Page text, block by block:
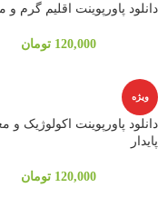
دانلود پاورپوینت اقلیم گرم
120,000 تومان
ویژه
دانلود پاورپوینت اکولوژیک و
پایدار
120,000 تومان